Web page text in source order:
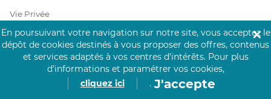
Vie Privée
PAIEMENT SÉCURISÉ
La collecte de vos informations de carte bancaire est cryptée
En poursuivant votre navigation sur notre site, vous acceptez le
dépôt de cookies destinés à vous proposer des offres, contenus
et services adaptés à vos centres d’intérêts. Pour plus
d’informations et paramétrer vos cookies,
cliquez ici
. J'accepte
✕